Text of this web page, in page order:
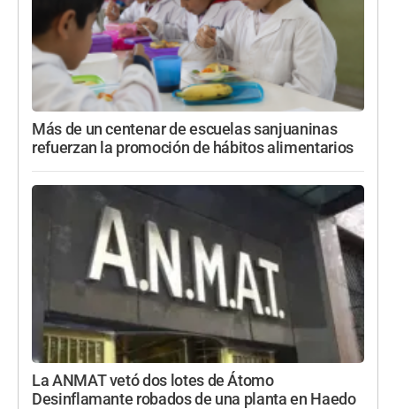
Más de un centenar de escuelas sanjuaninas
refuerzan la promoción de hábitos alimentarios
La ANMAT vetó dos lotes de Átomo
Desinflamante robados de una planta en Haedo